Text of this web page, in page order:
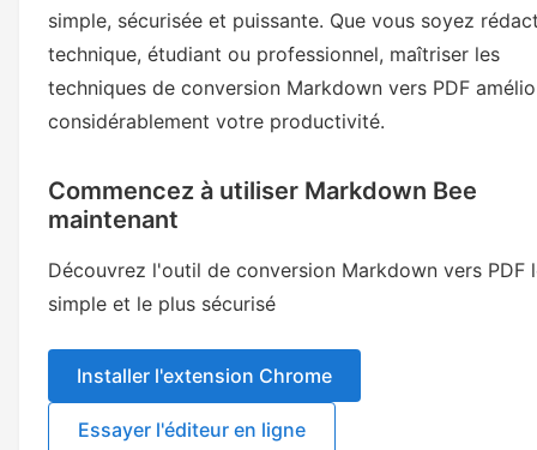
simple, sécurisée et puissante. Que vous soyez
technique, étudiant ou professionnel, maîtriser les
techniques de conversion Markdown vers PDF
considérablement votre productivité.
Commencez à utiliser Markdown Bee
maintenant
Découvrez l'outil de conversion Markdown vers PDF
simple et le plus sécurisé
Installer l'extension Chrome
Essayer l'éditeur en ligne